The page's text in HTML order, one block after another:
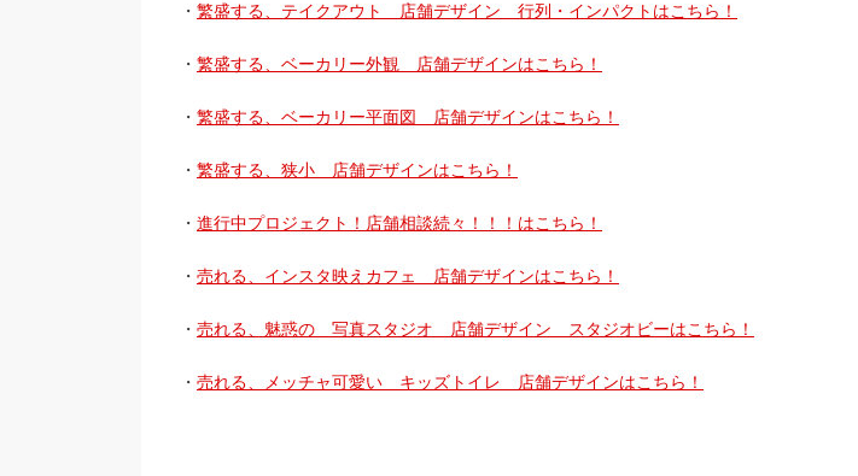
・ 繁盛する、テイクアウト 店舗デザイン 行列・インパクトはこちら！
・ 繁盛する、ベーカリー外観 店舗デザインはこちら！
・ 繁盛する、ベーカリー平面図 店舗デザインはこちら！
・ 繁盛する、狭小 店舗デザインはこちら！
・ 進行中プロジェクト！店舗相談続々！！！はこちら！
・ 売れる、インスタ映えカフェ 店舗デザインはこちら！
・ 売れる、魅惑の 写真スタジオ 店舗デザイン スタジオビーはこちら！
・ 売れる、メッチャ可愛い キッズトイレ 店舗デザインはこちら！